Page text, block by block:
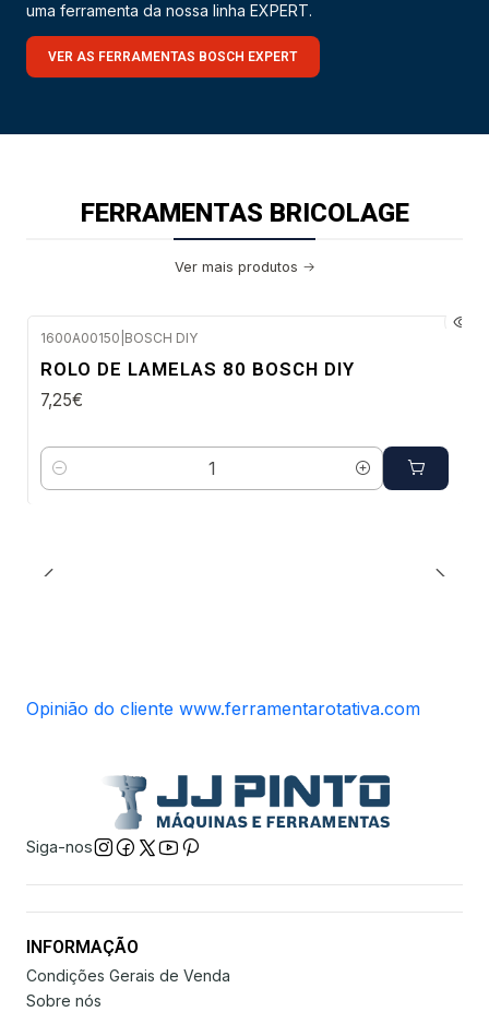
uma ferramenta da nossa linha EXPERT.
VER AS FERRAMENTAS BOSCH EXPERT
FERRAMENTAS BRICOLAGE
Ver mais produtos
1600A00150 BOSCH DIY
ROLO DE LAMELAS 80 BOSCH DIY
7,25€
Quantidade
Opinião do cliente www.ferramentarotativa.com
Siga-nos
INFORMAÇÃO
Condições Gerais de Venda
Sobre nós